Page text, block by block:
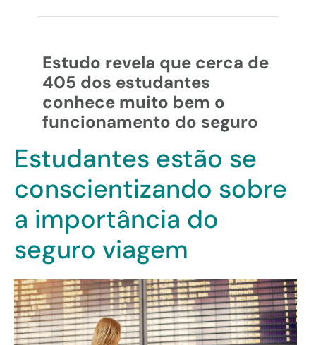
Estudo revela que cerca de
405 dos estudantes
conhece muito bem o
funcionamento do seguro
Estudantes estão se
conscientizando sobre
a importância do
seguro viagem